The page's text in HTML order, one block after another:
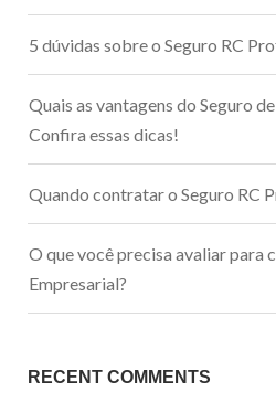
5 dúvidas sobre o Seguro RC
Quais as vantagens do Seguro
Confira essas dicas!
Quando contratar o Seguro RC
O que você precisa avaliar para
Empresarial?
RECENT COMMENTS